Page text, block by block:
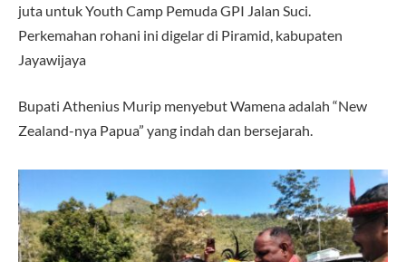
juta untuk Youth Camp Pemuda GPI Jalan Suci.
Perkemahan rohani ini digelar di Piramid, kabupaten
Jayawijaya
Bupati Athenius Murip menyebut Wamena adalah “New
Zealand-nya Papua” yang indah dan bersejarah.